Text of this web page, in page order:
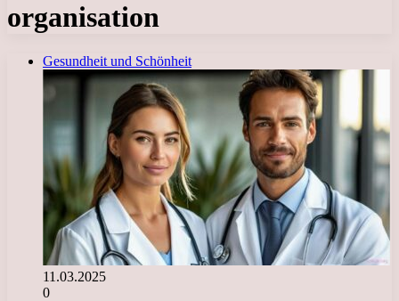
organisation
Gesundheit und Schönheit
11.03.2025
0